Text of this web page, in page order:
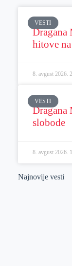
VESTI
Dragana
hitove
8. avgust 2026.
VESTI
Dragana
slobode
8. avgust 2026.
Najnovije vesti